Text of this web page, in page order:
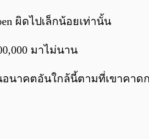
ผิดไปเล็กน้อยเท่านั้น
มาไม่นาน
อนาคตอันใกล้นี้ตามที่เขาคาด